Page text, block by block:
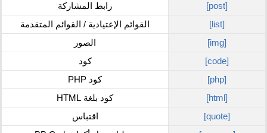
[post]
رابط المشاركة
[list]
القوائم الإعتيادية / القوائم المتقدمة
[img]
الصور
[code]
كود
[php]
كود PHP
[html]
كود بلغة HTML
[quote]
اقتباس